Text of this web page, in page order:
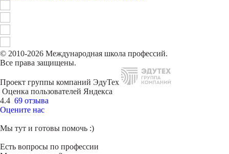
© 2010-2026 Международная школа профессий.
Все права защищены.
Проект группы компаний ЭдуТех
Оценка пользователей Яндекса
4.4 69 отзыва
Оцените нас
Мы тут и готовы помочь :)
Есть вопросы по профессии